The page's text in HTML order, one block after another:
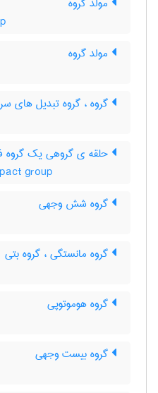
مولد گروه
گروه ، گروه تبدیل های
حلقه ی گروهی یک گروه
group
گروه شش وجهی
گروه مانستگی ، گروه بتی
گروه هوموتوپی
گروه بیست وجهی